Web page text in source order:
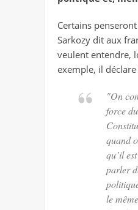
Certains
Sarkozy dit aux
veulent entendre,
exemple, il déclare
"On
force
quand
qu’il
parler
le